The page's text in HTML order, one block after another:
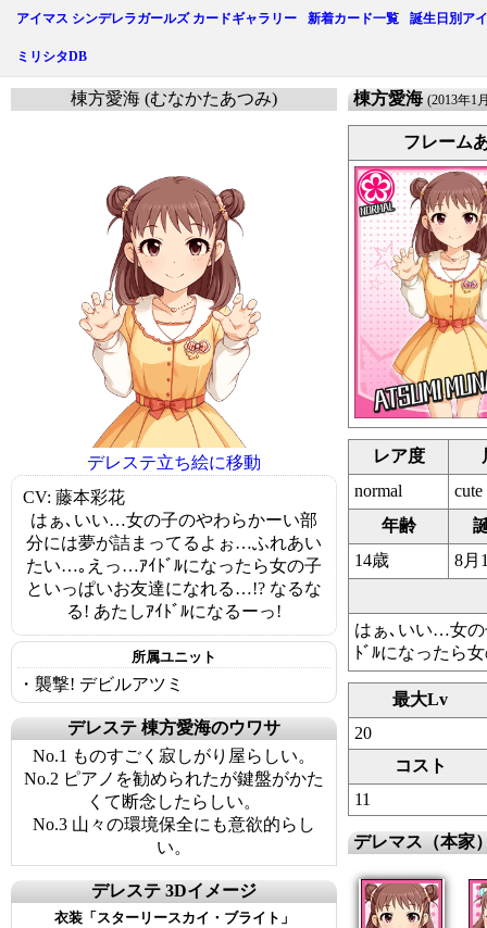
アイマス シンデレラガールズ カードギャラリー 新着カード一覧 誕生日別ア
ミリシタDB
棟方愛海 (2013年1
フレーム
レア度
normal
cute
年齢
14歳
8月
はぁ､いい…女
ﾄﾞﾙになったら
最大Lv
20
コスト
11
デレマス（本家
棟方愛海 (むなかたあつみ)
デレステ立ち絵に移動
CV: 藤本彩花
はぁ､いい…女の子のやわらかーい部
分には夢が詰まってるよぉ…ふれあい
たい…｡えっ…ｱｲﾄﾞﾙになったら女の子
といっぱいお友達になれる…!? なるな
る! あたしｱｲﾄﾞﾙになるーっ!
所属ユニット
・襲撃! デビルアツミ
デレステ 棟方愛海のウワサ
No.1 ものすごく寂しがり屋らしい。
No.2 ピアノを勧められたが鍵盤がかた
くて断念したらしい。
No.3 山々の環境保全にも意欲的らし
い。
デレステ 3Dイメージ
衣装「スターリースカイ・ブライト」